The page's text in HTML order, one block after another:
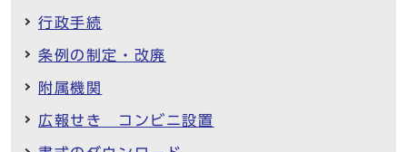
行政手続
条例の制定・改廃
附属機関
広報せき コンビニ設置